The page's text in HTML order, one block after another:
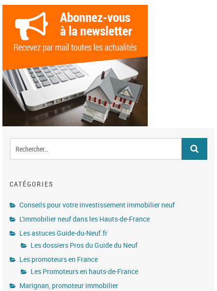
CATÉGORIES
Conseils pour votre investissement immobilier neuf
L'immobilier neuf dans les Hauts-de-France
Les astuces Guide-du-Neuf.fr
Les dossiers Pros du Guide du Neuf
Les promoteurs en France
Les Promoteurs en hauts-de-France
Marignan, promoteur immobilier